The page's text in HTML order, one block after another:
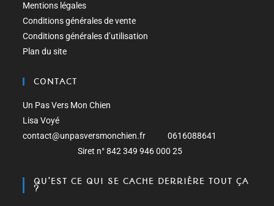
Mentions légales
Conditions générales de vente
Conditions générales d’utilisation
Plan du site
CONTACT
Un Pas Vers Mon Chien
Lisa Voyé
contact@unpasversmonchien.fr 0616088641
Siret n° 842 349 946 000 25
QU’EST CE QUI SE CACHE DERRIÈRE TOUT ÇA
?